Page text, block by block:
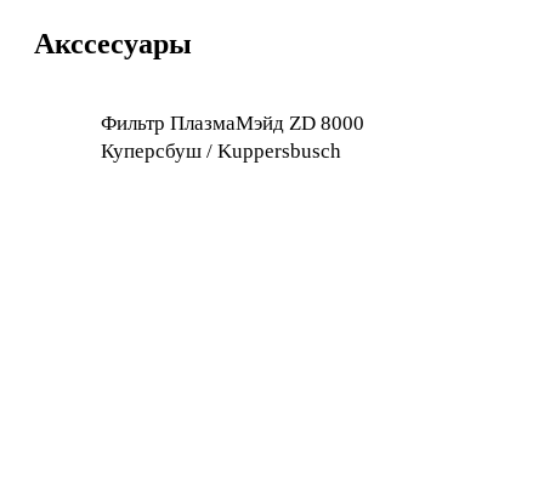
Акссесуары
Фильтр ПлазмаМэйд ZD 8000
Куперсбуш / Kuppersbusch